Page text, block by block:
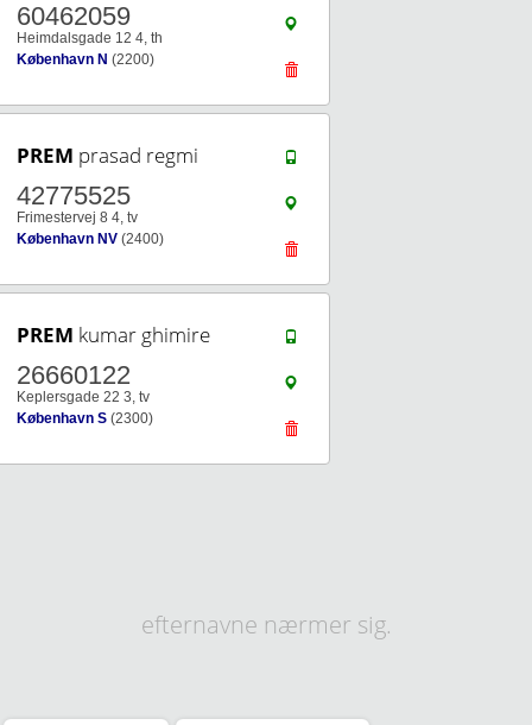
60462059
Heimdalsgade 12 4, th
København N (2200)
PREM prasad regmi
42775525
Frimestervej 8 4, tv
København NV (2400)
PREM kumar ghimire
26660122
Keplersgade 22 3, tv
København S (2300)
efternavne nærmer sig.